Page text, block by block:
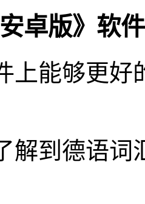
卓版》软
上能够更
解到德语